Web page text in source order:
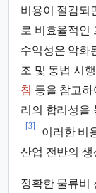
비용이 절감되
로 비효율적인
수익성은 악화
조 및 동법 시
침 등을 참고
리의 합리성을
[3]
이러한 비
산업 전반의
정확한 물류비